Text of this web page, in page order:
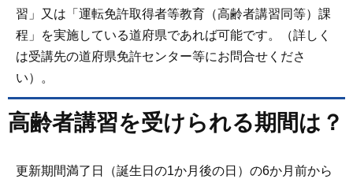
習」又は「運転免許取得者等教育（高齢者講習同等）課
程」を実施している道府県であれば可能です。（詳しく
は受講先の道府県免許センター等にお問合せくださ
い）。
高齢者講習を受けられる期間は？
更新期間満了日（誕生日の1か月後の日）の6か月前から